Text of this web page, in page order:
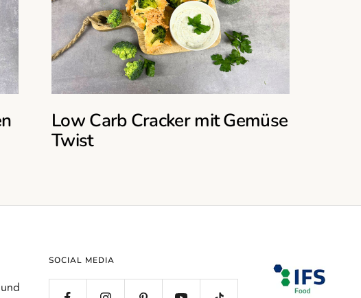
Low Carb Cracker mit Gemüse
Twist
SOCIAL MEDIA